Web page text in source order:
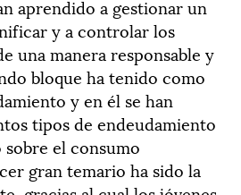
aprendido a gestionar un
y a controlar los
una manera responsable y
bloque ha tenido como
y en él se han
tipos de endeudamiento
el consumo
gran temario ha sido la